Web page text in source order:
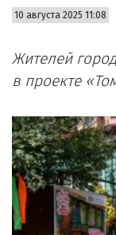
10 августа 2025 11:08
Жителей
в проекте